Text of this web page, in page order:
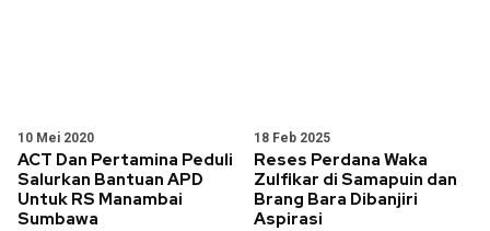
10 Mei 2020
ACT Dan Pertamina Peduli
Salurkan Bantuan APD
Untuk RS Manambai
Sumbawa
18 Feb 2025
Reses Perdana Waka
Zulfikar di Samapuin dan
Brang Bara Dibanjiri
Aspirasi